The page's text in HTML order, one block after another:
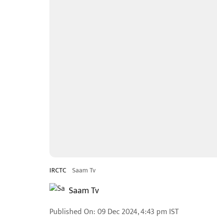
IRCTC Saam Tv
Saam Tv
Published On:09 Dec 2024, 4:43 pm IST